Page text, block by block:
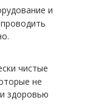
и
чистые
не
здоровью